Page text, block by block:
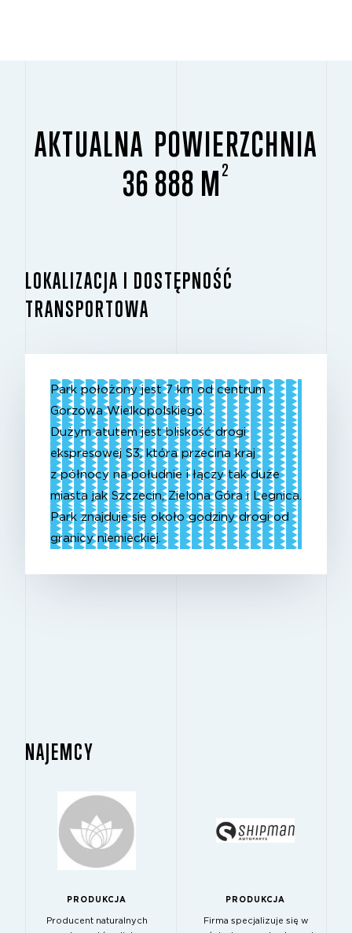
AKTUALNA POWIERZCHNIA
36 888 M 2
LOKALIZACJA I DOSTĘPNOŚĆ
TRANSPORTOWA
Park położony jest 7 km od centrum
Gorzowa Wielkopolskiego.
Dużym atutem jest bliskość drogi
ekspresowej S3, która przecina kraj
z północy na południe i łączy tak duże
miasta jak Szczecin, Zielona Góra i Legnica.
Park znajduje się około godziny drogi od
granicy niemieckiej.
NAJEMCY
PRODUKCJA
Producent naturalnych
PRODUKCJA
Firma specjalizuje się w